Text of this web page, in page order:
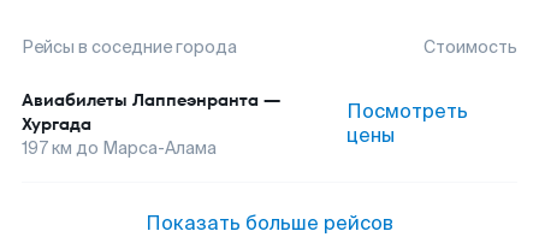
Рейсы в соседние города Стоимость
Авиабилеты Лаппеэнранта —
Хургада
197км до Марса-Алама
Посмотреть
цены
Показать больше рейсов